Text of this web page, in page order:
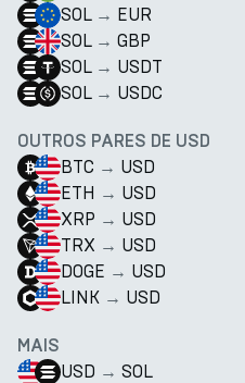
SOL → EUR
SOL → GBP
SOL → USDT
SOL → USDC
OUTROS PARES DE USD
BTC → USD
ETH → USD
XRP → USD
TRX → USD
DOGE → USD
LINK → USD
MAIS
USD → SOL